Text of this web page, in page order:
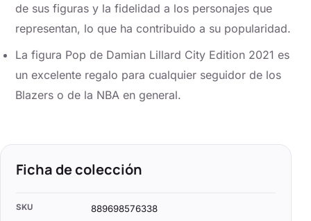
de sus figuras y la fidelidad a los personajes que
representan, lo que ha contribuido a su popularidad.
La figura Pop de Damian Lillard City Edition 2021 es
un excelente regalo para cualquier seguidor de los
Blazers o de la NBA en general.
Ficha de colección
SKU 889698576338